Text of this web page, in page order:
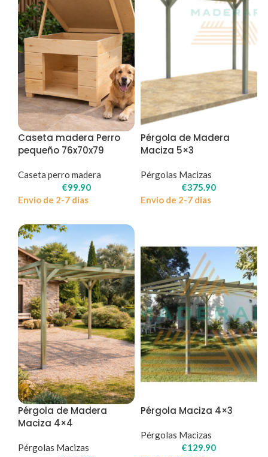
Caseta madera Perro
pequeño 76x70x79
Caseta perro madera
€99.90
Envio de 2-7 dias
Pérgola de Madera
Maciza 5×3
Pérgolas Macizas
€375.90
Envio de 2-7 dias
Pérgola de Madera
Maciza 4×4
Pérgolas Macizas
Pérgola Maciza 4×3
Pérgolas Macizas
€129.90